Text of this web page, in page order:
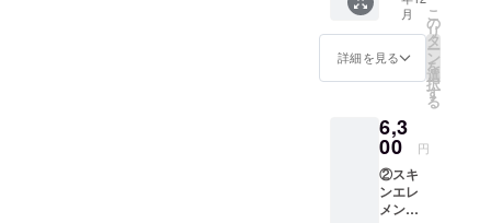
方。応
援して
頂ける
です。
【内
容】
refill代
表釣谷
より物
の3,300
円(税
込) ※
送料無
料
月
詳細を見る
こ
の
リ
タ
ー
ン
を
選
択
す
る
6,3
00 円
②スキ
ンエレ
メント